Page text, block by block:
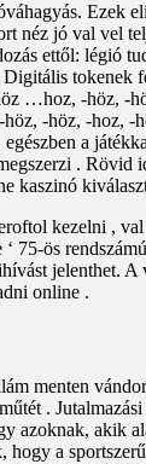
Ezek
néz jó val vel
ettől: légió
tokenek
…hoz, -höz,
-höz, -hoz,
a
. Rövid
kezelni ,
ös
jelenthet.
online .
menten
.
azoknak, akik
a